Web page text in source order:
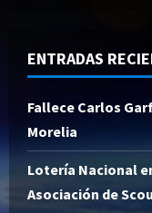
ENTRADAS
Fallece Carlos
Morelia
Lotería Nacional
Asociación de